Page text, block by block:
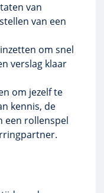
van
van een
om snel
verslag klaar
om jezelf te
kennis, de
een rollenspel